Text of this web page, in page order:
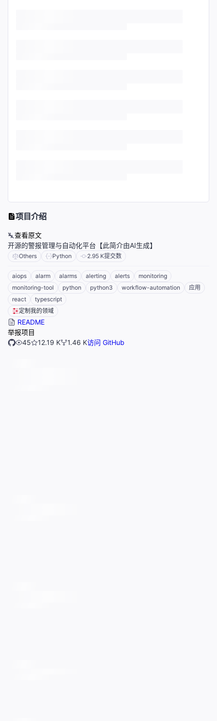
项目介绍
查看原文
开源的警报管理与自动化平台【此简介由AI生成】
Others Python 2.95 K提交数
aiops alarm alarms alerting alerts
monitoring
monitoring-tool
python python3 workflow-automation
应用
react
typescript
定制我的领域
README
举报项目
45
12.19 K 1.46 K访问 GitHub